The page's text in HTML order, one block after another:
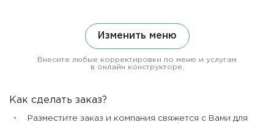
Изменить меню
Внесите любые корректировки по меню и услугам
в онлайн конструкторе.
Как сделать заказ?
Разместите заказ и компания свяжется с Вами для